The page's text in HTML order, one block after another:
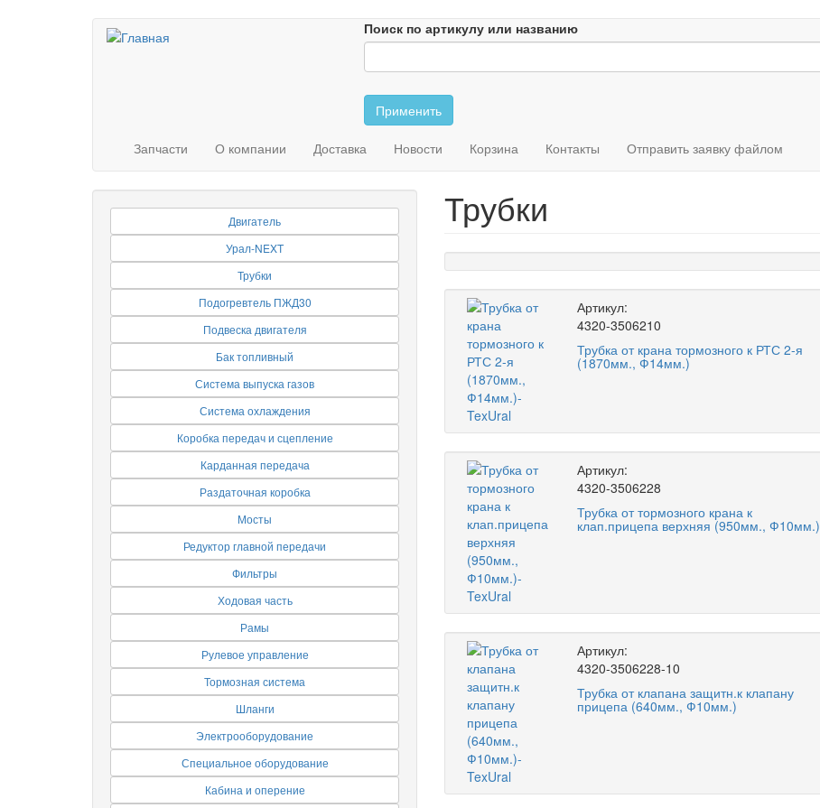
Поиск по артикулу или названию
Применить
Запчасти О компании Доставка Новости Корзина Контакты Отправить заявку файлом
Двигатель
Урал-NEXT
Трубки
Подогревтель ПЖД30
Подвеска двигателя
Бак топливный
Система выпуска газов
Система охлаждения
Коробка передач и сцепление
Карданная передача
Раздаточная коробка
Мосты
Редуктор главной передачи
Фильтры
Ходовая часть
Рамы
Рулевое управление
Тормозная система
Шланги
Электрооборудование
Специальное оборудование
Кабина и оперение
Трубки
Артикул:
4320-3506210
Трубка от крана тормозного к РТС 2-я
(1870мм., Ф14мм.)
Артикул:
4320-3506228
Трубка от тормозного крана к
клап.прицепа верхняя (950мм., Ф10мм.)
Артикул:
4320-3506228-10
Трубка от клапана защитн.к клапану
прицепа (640мм., Ф10мм.)